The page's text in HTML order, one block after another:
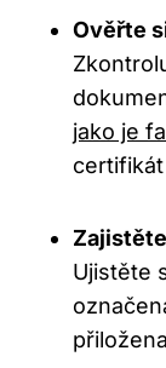
Ověřte
jako je
Ujistěte